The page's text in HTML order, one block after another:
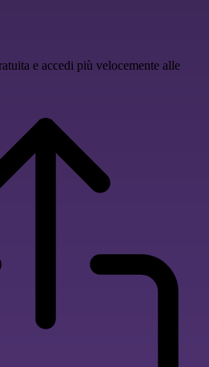
e accedi più velocemente alle